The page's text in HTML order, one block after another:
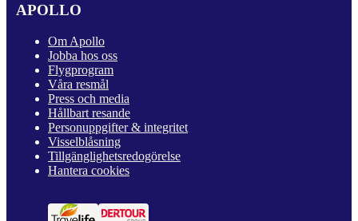
APOLLO
Om Apollo
Jobba hos oss
Flygprogram
Våra resmål
Press och media
Hållbart resande
Personuppgifter & integritet
Visselblåsning
Tillgänglighetsredogörelse
Hantera cookies